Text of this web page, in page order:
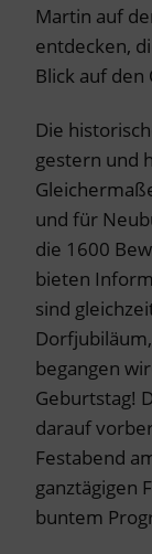
Martin auf
entdecken,
Blick auf
Die
gestern und
und für
die 1600
bieten
sind
begangen
Geburtstag!
darauf
Festabend
ganztägigen
buntem